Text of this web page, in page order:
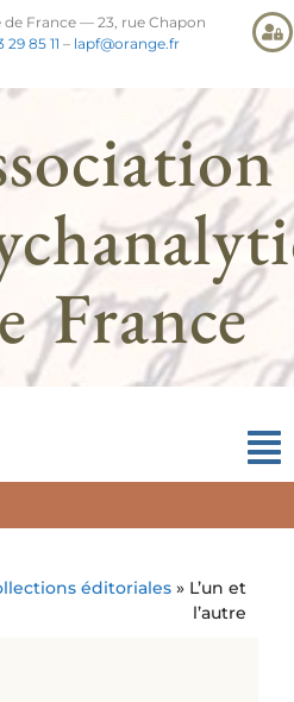
France — 23, rue Chapon
29 85 11 – lapf@orange.fr
France
éditoriales » L’un et
l’autre